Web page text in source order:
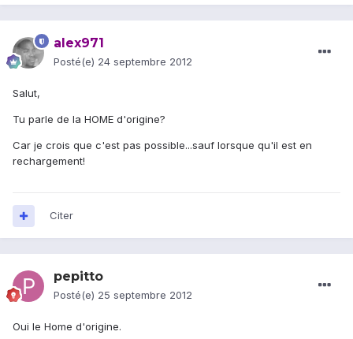
alex971
Posté(e) 24 septembre 2012
Salut,
Tu parle de la HOME d'origine?
Car je crois que c'est pas possible...sauf lorsque qu'il est en
rechargement!
Citer
pepitto
Posté(e) 25 septembre 2012
Oui le Home d'origine.